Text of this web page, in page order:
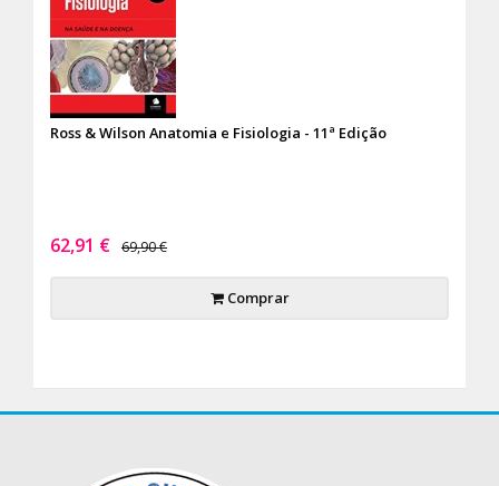
Ross & Wilson Anatomia e Fisiologia - 11ª Edição
62,91 € 69,90 €
Comprar